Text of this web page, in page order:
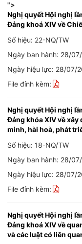
">
Nghị quyết Hội nghị
Đảng khoá XIV về
Số hiệu: 22-NQ/TW
Ngày ban hành: 28/
Ngày hiệu lực: 28/07/
File đính kèm:
Nghị quyết Hội nghị
Đảng khóa XIV về
minh, hài hoà, phát
Số hiệu: 18-NQ/TW
Ngày ban hành: 28/
Ngày hiệu lực: 28/07/
File đính kèm:
Nghị quyết Hội nghị
Đảng khoá XIV về
và các luật có liên